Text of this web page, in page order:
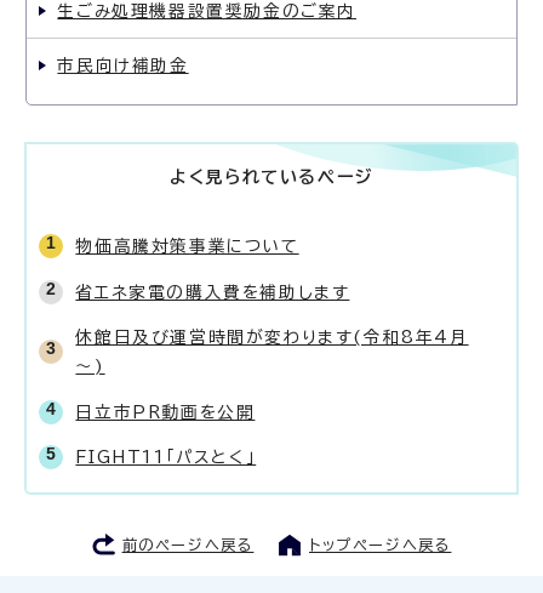
生ごみ処理機器設置奨励金のご案内
市民向け補助金
よく見られているページ
物価高騰対策事業について
省エネ家電の購入費を補助します
休館日及び運営時間が変わります(令和8年4月
～)
日立市PR動画を公開
FIGHT11「パスとく」
前のページへ戻る トップページへ戻る